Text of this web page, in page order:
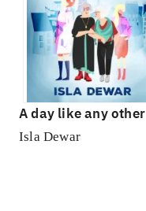
A day like any other
Isla Dewar